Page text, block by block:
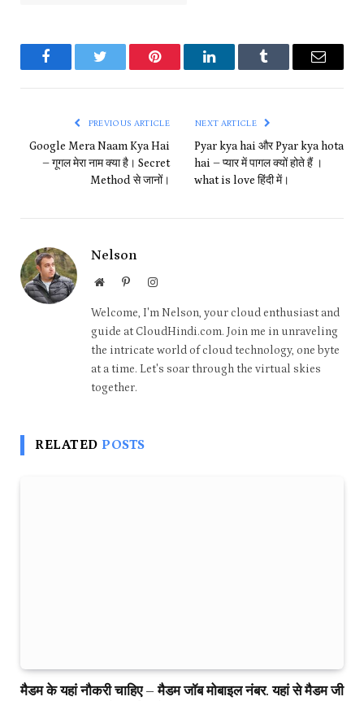
FacebookTwitter Pinterest LinkedInTumblr Email
PREVIOUS ARTICLE
Google Mera Naam Kya Hai
– गूगल मेरा नाम क्या है। Secret
Method से जानों।
NEXT ARTICLE
Pyar kya hai और Pyar kya hota
hai – प्यार में पागल क्यों होते हैं ।
what is love हिंदी में।
Nelson
WebsitePinterestInstagram
Welcome, I'm Nelson, your cloud enthusiast and
guide at CloudHindi.com. Join me in unraveling
the intricate world of cloud technology, one byte
at a time. Let's soar through the virtual skies
together.
RELATED POSTS
मैडम के यहां नौकरी चाहिए – मैडम जॉब मोबाइल नंबर. यहां से मैडम जी